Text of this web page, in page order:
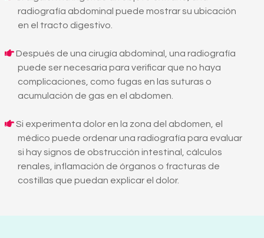
radiografía abdominal puede mostrar su ubicación
en el tracto digestivo.
Después de una cirugía abdominal, una radiografía
puede ser necesaria para verificar que no haya
complicaciones, como fugas en las suturas o
acumulación de gas en el abdomen.
Si experimenta dolor en la zona del abdomen, el
médico puede ordenar una radiografía para evaluar
si hay signos de obstrucción intestinal, cálculos
renales, inflamación de órganos o fracturas de
costillas que puedan explicar el dolor.